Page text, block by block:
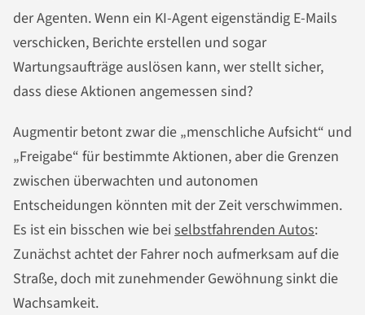
der Agenten. Wenn ein KI-Agent eigenständig E-Mails
verschicken, Berichte erstellen und sogar
Wartungsaufträge auslösen kann, wer stellt sicher,
dass diese Aktionen angemessen sind?
Augmentir betont zwar die „menschliche Aufsicht“ und
„Freigabe“ für bestimmte Aktionen, aber die Grenzen
zwischen überwachten und autonomen
Entscheidungen könnten mit der Zeit verschwimmen.
Es ist ein bisschen wie beiselbstfahrenden Autos:
Zunächst achtet der Fahrer noch aufmerksam auf die
Straße, doch mit zunehmender Gewöhnung sinkt die
Wachsamkeit.